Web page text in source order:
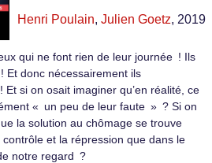
Henri Poulain, Julien Goetz, 2019
qui ne font rien de leur journée ! Ils
donc nécessairement ils
si on osait imaginer qu’en réalité, ce
« un peu de leur faute » ? Si on
la solution au chômage se trouve
contrôle et la répression que dans le
notre regard ?